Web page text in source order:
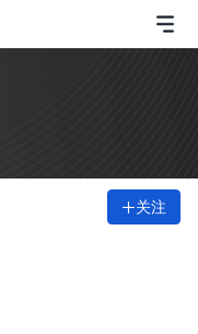
关注